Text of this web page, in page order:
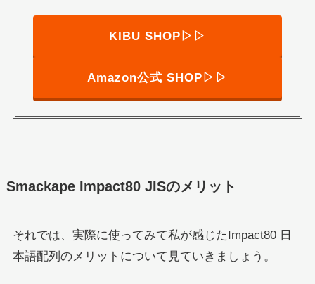
KIBU SHOP▷▷
Amazon公式 SHOP▷▷
Smackape Impact80 JISのメリット
それでは、実際に使ってみて私が感じたImpact80 日
本語配列のメリットについて見ていきましょう。